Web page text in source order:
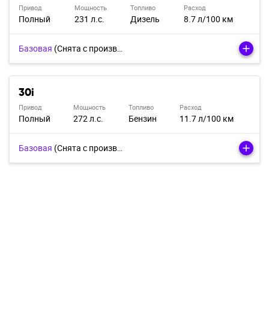
Привод
Полный
Мощность
231 л.с.
Топливо
Дизель
Расход
8.7 л/100 км
Базовая (Cнята с производства)
30i
Привод
Полный
Мощность
272 л.с.
Топливо
Бензин
Расход
11.7 л/100 км
Базовая (Cнята с производства)